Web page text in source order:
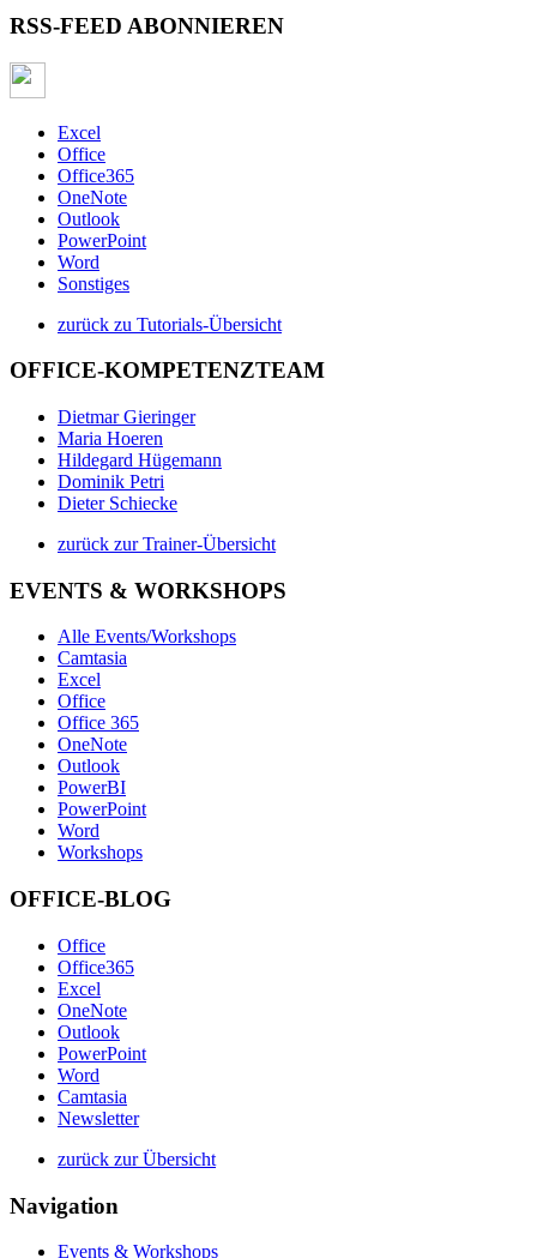
RSS-FEED ABONNIEREN
Excel
Office
Office365
OneNote
Outlook
PowerPoint
Word
Sonstiges
zurück zu Tutorials-Übersicht
OFFICE-KOMPETENZTEAM
Dietmar Gieringer
Maria Hoeren
Hildegard Hügemann
Dominik Petri
Dieter Schiecke
zurück zur Trainer-Übersicht
EVENTS & WORKSHOPS
Alle Events/Workshops
Camtasia
Excel
Office
Office 365
OneNote
Outlook
PowerBI
PowerPoint
Word
Workshops
OFFICE-BLOG
Office
Office365
Excel
OneNote
Outlook
PowerPoint
Word
Camtasia
Newsletter
zurück zur Übersicht
Navigation
Events & Workshops